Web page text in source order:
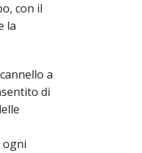
con il
la
a
di
ogni